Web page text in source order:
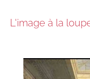
L'image à la